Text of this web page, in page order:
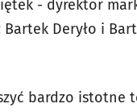
- dyrektor
Bartek Deryło i
bardzo istotne